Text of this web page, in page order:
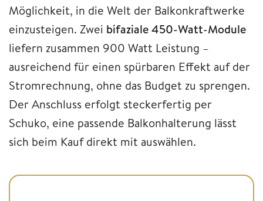
Möglichkeit, in die Welt der Balkonkraftwerke
einzusteigen. Zwei bifaziale 450-Watt-Module
liefern zusammen 900 Watt Leistung –
ausreichend für einen spürbaren Effekt auf der
Stromrechnung, ohne das Budget zu sprengen.
Der Anschluss erfolgt steckerfertig per
Schuko, eine passende Balkonhalterung lässt
sich beim Kauf direkt mit auswählen.